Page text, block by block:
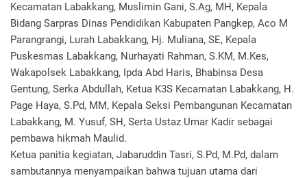
Kecamatan Labakkang, Muslimin Gani, S.Ag, MH, Kepala
Bidang Sarpras Dinas Pendidikan Kabupaten Pangkep, Aco M
Parangrangi, Lurah Labakkang, Hj. Muliana, SE, Kepala
Puskesmas Labakkang, Nurhayati Rahman, S.KM, M.Kes,
Wakapolsek Labakkang, Ipda Abd Haris, Bhabinsa Desa
Gentung, Serka Abdullah, Ketua K3S Kecamatan Labakkang, H.
Page Haya, S.Pd, MM, Kepala Seksi Pembangunan Kecamatan
Labakkang, M. Yusuf, SH, Serta Ustaz Umar Kadir sebagai
pembawa hikmah Maulid.
Ketua panitia kegiatan, Jabaruddin Tasri, S.Pd, M.Pd, dalam
sambutannya menyampaikan bahwa tujuan utama dari